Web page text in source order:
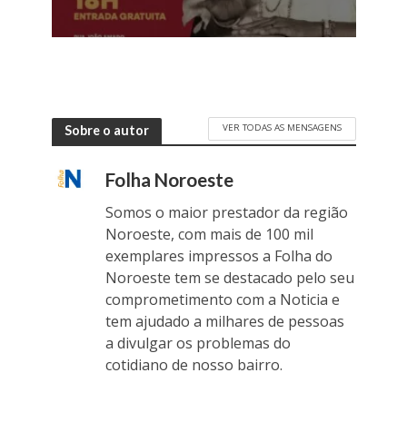
Sobre o autor VER TODAS AS MENSAGENS
Folha Noroeste
Somos o maior prestador da região
Noroeste, com mais de 100 mil
exemplares impressos a Folha do
Noroeste tem se destacado pelo seu
comprometimento com a Noticia e
tem ajudado a milhares de pessoas
a divulgar os problemas do
cotidiano de nosso bairro.